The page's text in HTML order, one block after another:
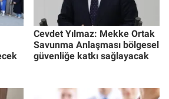
Cevdet Yılmaz: Mekke Ortak
Savunma Anlaşması bölgesel
güvenliğe katkı sağlayacak